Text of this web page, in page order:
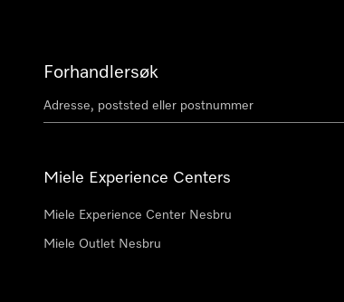
Forhandlersøk
Miele Experience Centers
Miele Experience Center Nesbru
Miele Outlet Nesbru